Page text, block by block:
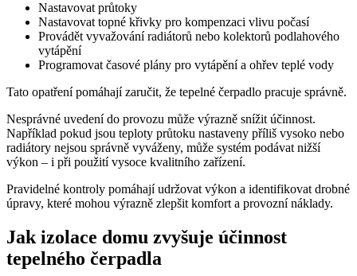
Nastavovat průtoky
Nastavovat topné křivky pro kompenzaci vlivu počasí
Provádět vyvažování radiátorů nebo kolektorů podlahového
vytápění
Programovat časové plány pro vytápění a ohřev teplé vody
Tato opatření pomáhají zaručit, že tepelné čerpadlo pracuje správně.
Nesprávné uvedení do provozu může výrazně snížit účinnost.
Například pokud jsou teploty průtoku nastaveny příliš vysoko nebo
radiátory nejsou správně vyváženy, může systém podávat nižší
výkon – i při použití vysoce kvalitního zařízení.
Pravidelné kontroly pomáhají udržovat výkon a identifikovat drobné
úpravy, které mohou výrazně zlepšit komfort a provozní náklady.
Jak izolace domu zvyšuje účinnost
tepelného čerpadla